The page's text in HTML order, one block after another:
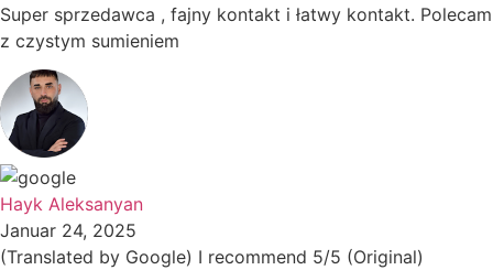
Super sprzedawca , fajny kontakt i łatwy kontakt. Polecam
z czystym sumieniem
Hayk Aleksanyan
Januar 24, 2025
(Translated by Google) I recommend 5/5 (Original)